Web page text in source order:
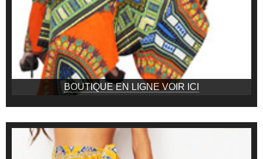
BOUTIQUE EN LIGNE VOIR ICI